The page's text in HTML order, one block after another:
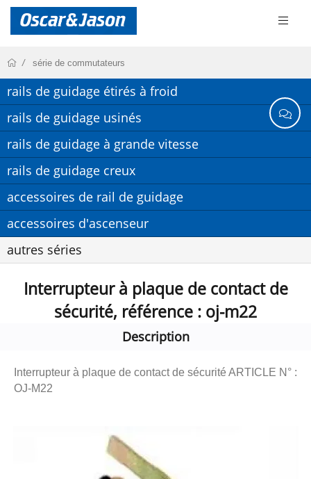
série de commutateurs
rails de guidage étirés à froid
rails de guidage usinés
rails de guidage à grande vitesse
rails de guidage creux
accessoires de rail de guidage
accessoires d'ascenseur
autres séries
Interrupteur à plaque de contact de
sécurité, référence : oj-m22
Description
Interrupteur à plaque de contact de sécurité ARTICLE N° :
OJ-M22